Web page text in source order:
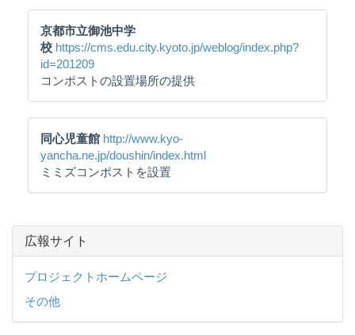
京都市立御池中学
校 https://cms.edu.city.kyoto.jp/weblog/index.php?
id=201209
コンポストの設置場所の提供
同心児童館 http://www.kyo-
yancha.ne.jp/doushin/index.html
ミミズコンポストを設置
広報サイト
プロジェクトホームページ
その他